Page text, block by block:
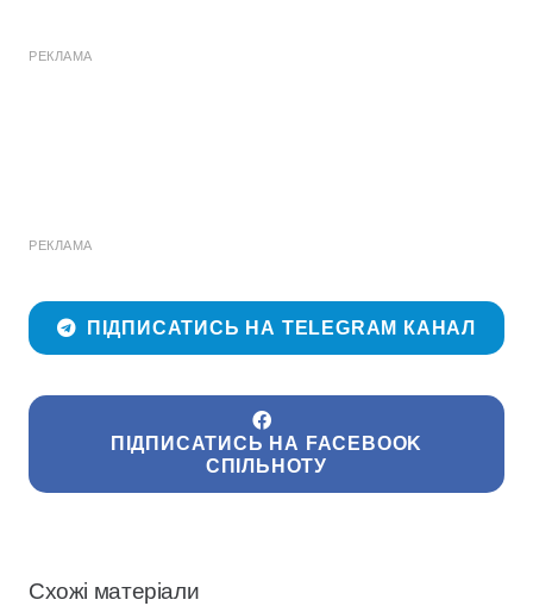
РЕКЛАМА
РЕКЛАМА
ПІДПИСАТИСЬ НА TELEGRAM КАНАЛ
ПІДПИСАТИСЬ НА FACEBOOK
СПІЛЬНОТУ
Схожі матеріали